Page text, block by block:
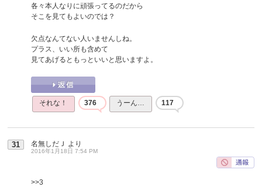
各々本人なりに頑張ってるのだから
そこを見てもよいのでは？
欠点なんてない人いませんしね。
プラス、いい所も含めて
見てあげるともっといいと思いますよ。
それな！ 376 うーん… 117
31 名無しだＪ より
2016年1月18日 7:54 PM
>>3